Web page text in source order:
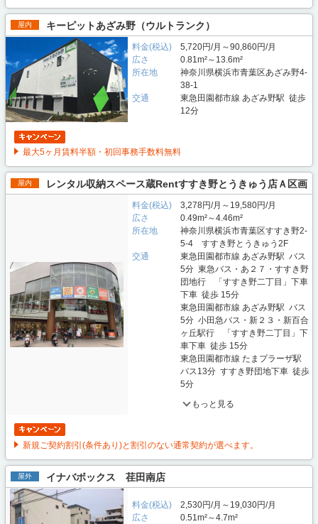
屋内 キーピットあざみ野（ウルトランク）
料金(税込)
5,720円/月～90,860円/月
広さ
0.81m²～13.6m²
所在地
神奈川県横浜市青葉区あざみ野4-
38-1
交通
東急田園都市線 あざみ野駅 徒歩
12分
最大5ヶ月賃料半額・初回事務手数料無料
屋内 レンタル収納スペース蔵Rentすすき野とうきゅう店Ａ区画
料金(税込)
3,278円/月～19,580円/月
広さ
0.49m²～4.46m²
所在地
神奈川県横浜市青葉区すすき野2-
5-4 すすき野とうきゅう2F
交通
東急田園都市線 あざみ野駅 バス
5分 東急バス・あ２７・すすき野
団地行 「すすき野二丁目」下車
下車 徒歩 15分
東急田園都市線 あざみ野駅 バス
5分 小田急バス・新２３・新百合
ヶ丘駅行 「すすき野二丁目」下
車下車 徒歩 15分
東急田園都市線 たまプラーザ駅
バス13分 すすき野団地下車 徒歩
5分
もっと見る
新規ご契約割引(条件あり)と割引のない通常契約が選べます。
屋外 イナバボックス 荏田南店
料金(税込)
2,530円/月～19,030円/月
広さ
0.51m²～4.7m²